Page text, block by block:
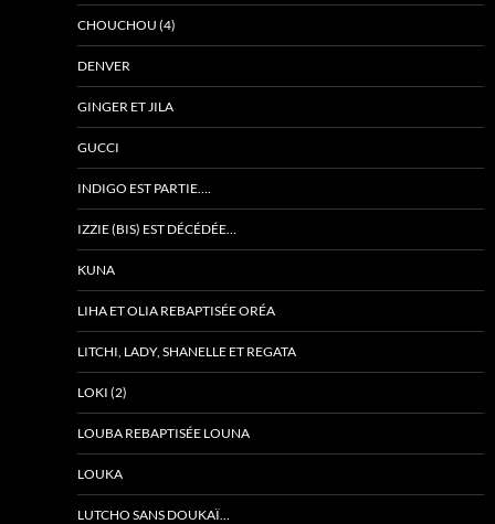
CHOUCHOU (4)
DENVER
GINGER ET JILA
GUCCI
INDIGO EST PARTIE….
IZZIE (BIS) EST DÉCÉDÉE…
KUNA
LIHA ET OLIA REBAPTISÉE ORÉA
LITCHI, LADY, SHANELLE ET REGATA
LOKI (2)
LOUBA REBAPTISÉE LOUNA
LOUKA
LUTCHO SANS DOUKAÏ…